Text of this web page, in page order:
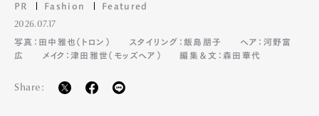
Pen Membership
Magazine
PR Fashion Featured
2026.07.17
写真：田中雅也（トロン）
スタイリング：飯島朋子
ヘア：河野富
広
メイク：津田雅世（モッズヘア） 編集＆文：森田華代
Share: